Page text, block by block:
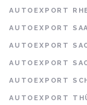
AUTOEXPORT
AUTOEXPORT
AUTOEXPORT
AUTOEXPORT
AUTOEXPORT
AUTOEXPORT